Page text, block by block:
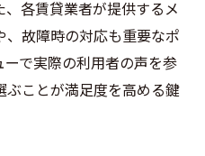
各賃貸業者が提供するメ
、故障時の対応も重要なポ
で実際の利用者の声を参
ぶことが満足度を高める鍵